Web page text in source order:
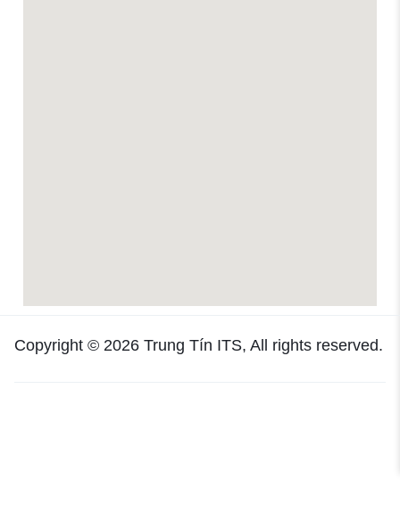
Copyright © 2026 Trung Tín ITS, All rights reserved.